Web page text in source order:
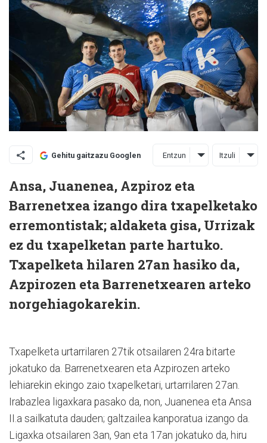
Gehitu gaitzazu Googlen Entzun Itzuli
Ansa, Juanenea, Azpiroz eta
Barrenetxea izango dira txapelketako
erremontistak; aldaketa gisa, Urrizak
ez du txapelketan parte hartuko.
Txapelketa hilaren 27an hasiko da,
Azpirozen eta Barrenetxearen arteko
norgehiagokarekin.
Txapelketa urtarrilaren 27tik otsailaren 24ra bitarte
jokatuko da. Barrenetxearen eta Azpirozen arteko
lehiarekin ekingo zaio txapelketari, urtarrilaren 27an.
Irabazlea ligaxkara pasako da, non, Juanenea eta Ansa
II.a sailkatuta dauden; galtzailea kanporatua izango da.
Ligaxka otsailaren 3an, 9an eta 17an jokatuko da, hiru